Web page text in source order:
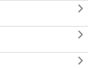


